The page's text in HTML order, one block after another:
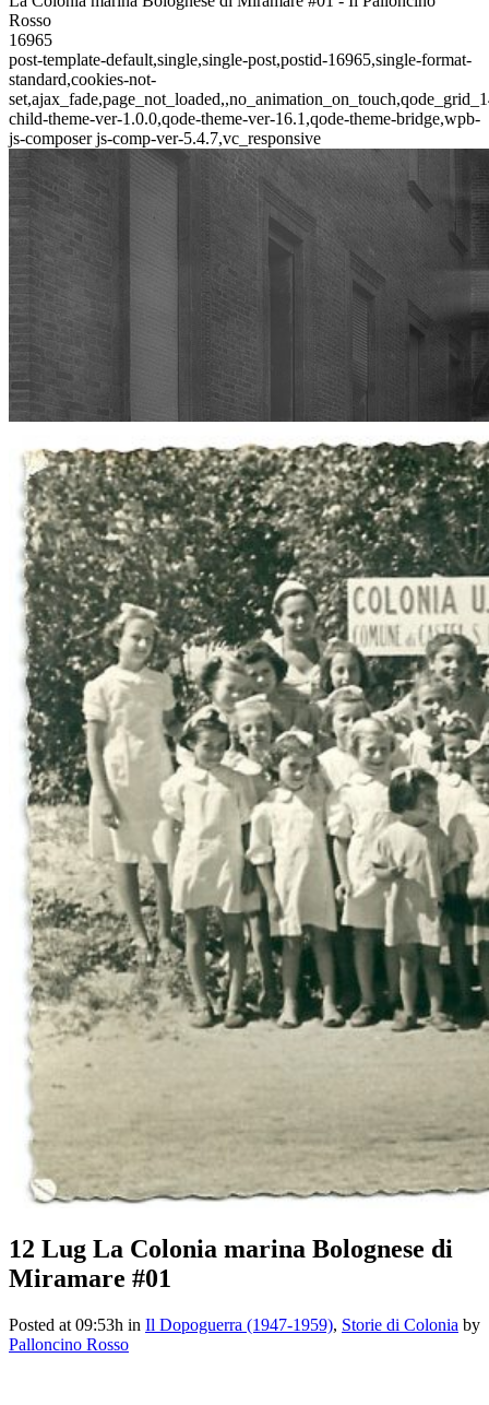
Rosso
16965
post-template-default,single,single-post,postid-16965,single-format-
standard,cookies-not-
child-theme-ver-1.0.0,qode-theme-ver-16.1,qode-theme-bridge,wpb-
js-composer js-comp-ver-5.4.7,vc_responsive
La Colonia marina Bolognese
di Miramare #01
12 Lug La Colonia marina Bolognese di
Miramare #01
Posted at 09:53h in Il Dopoguerra (1947-1959), Storie di Colonia by
Palloncino Rosso